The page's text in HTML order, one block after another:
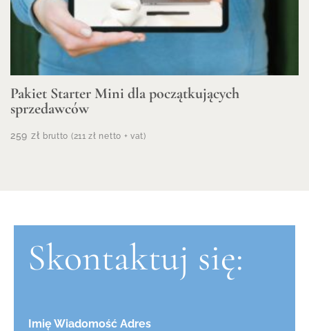
Pakiet Starter Mini dla początkujących
sprzedawców
259 zł brutto (211zł netto + vat)
Skontaktuj się:
Imię Wiadomość Adres